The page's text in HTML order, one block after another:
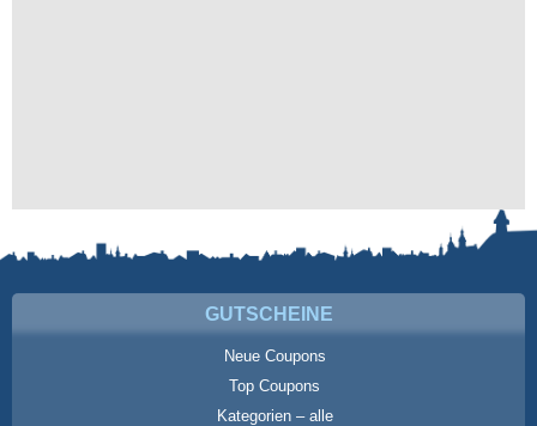
GUTSCHEINE
Neue Coupons
Top Coupons
Kategorien – alle